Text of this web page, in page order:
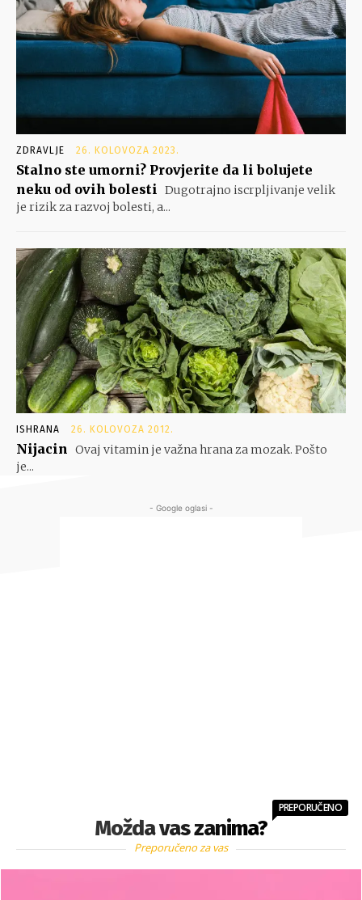
ZDRAVLJE 26. KOLOVOZA 2023.
Stalno ste umorni? Provjerite da li bolujete
neku od ovih bolesti Dugotrajno iscrpljivanje velik
je rizik za razvoj bolesti, a...
ISHRANA 26. KOLOVOZA 2012.
Nijacin Ovaj vitamin je važna hrana za mozak. Pošto
je...
- Google oglasi -
Možda vas zanima?
PREPORUČENO
Preporučeno za vas